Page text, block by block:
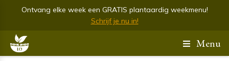
Ontvang elke week een GRATIS plantaardig weekmenu!
Schrijf je nu in!
Menu